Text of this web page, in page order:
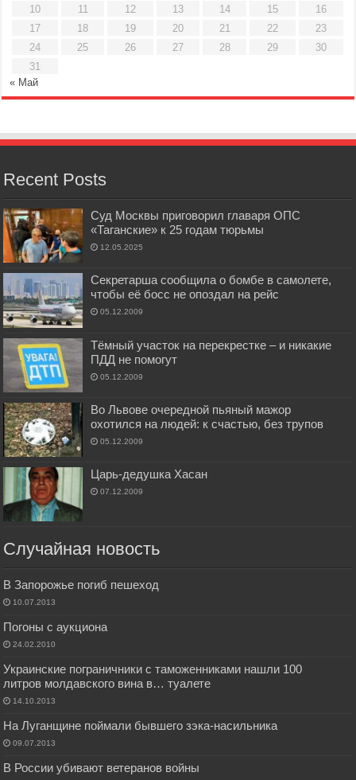
10
11 12 13 14 15
16
17
18 19 20 21 22
23
24
25 26 27 28 29
30
31
« Май
Recent Posts
Суд Москвы приговорил главаря ОПС
«Таганские» к 25 годам тюрьмы
12.05.2025
Секретарша сообщила о бомбе в самолете,
чтобы её босс не опоздал на рейс
05.12.2009
Тёмный участок на перекрестке – и никакие
ПДД не помогут
05.12.2009
Во Львове очередной пьяный мажор
охотился на людей: к счастью, без трупов
05.12.2009
Царь-дедушка Хасан
07.12.2009
Случайная новость
В Запорожье погиб пешеход
10.07.2013
Погоны с аукциона
24.02.2010
Украинские пограничники с таможенниками нашли 100
литров молдавского вина в… туалете
14.10.2013
На Луганщине поймали бывшего зэка-насильника
09.07.2013
В России убивают ветеранов войны